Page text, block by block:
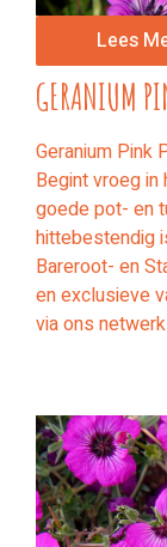
Lees
GERANIUM
Geranium Pink
Begint vroeg
goede pot- en
hittebestendig
Bareroot- en
en exclusieve
via ons